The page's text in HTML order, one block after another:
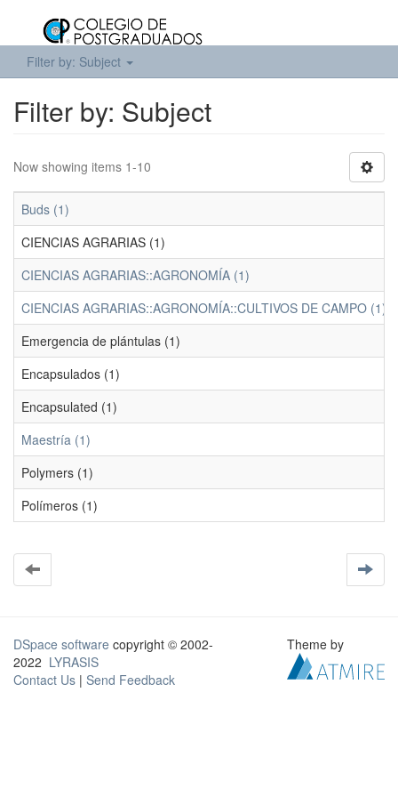
Filter by: Subject
Filter by: Subject
Now showing items 1-10
Buds (1)
CIENCIAS AGRARIAS (1)
CIENCIAS AGRARIAS::AGRONOMÍA (1)
CIENCIAS AGRARIAS::AGRONOMÍA::CULTIVOS DE CAMPO (1)
Emergencia de plántulas (1)
Encapsulados (1)
Encapsulated (1)
Maestría (1)
Polymers (1)
Polímeros (1)
DSpace software copyright © 2002-
2022 LYRASIS
Contact Us | Send Feedback
Theme by